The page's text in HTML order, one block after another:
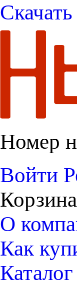
Номер
Войти
О
Как
Каталог